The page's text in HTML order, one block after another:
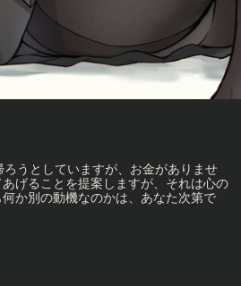
イター
うとしていますが、お金がありませ
げることを提案しますが、それは心の
か別の動機なのかは、あなた次第で